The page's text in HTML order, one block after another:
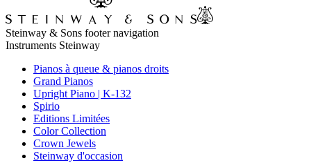
Steinway & Sons footer navigation
Instruments Steinway
Pianos à queue & pianos droits
Grand Pianos
Upright Piano | K-132
Spirio
Editions Limitées
Color Collection
Crown Jewels
Steinway d'occasion